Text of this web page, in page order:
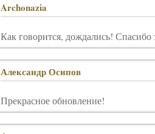
Archonazia
Как говорится, дождались!
Александр Осипов
Прекрасное обновление!